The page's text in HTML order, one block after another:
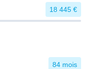
18 445 €
84 mois